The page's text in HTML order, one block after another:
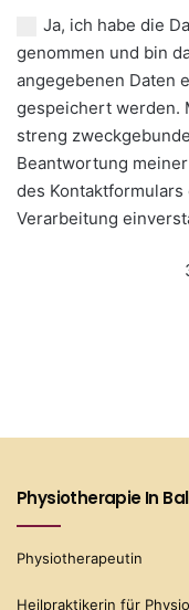
Ja, ich habe die
genommen und bin
angegebenen Daten
gespeichert werden.
streng
Beantwortung
des
Verarbeitung
Physiotherapie In
Physiotherapeutin
Heilpraktikerin für